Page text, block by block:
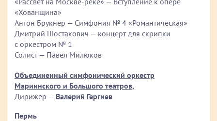
«Хованщина»
Антон Брукнер — Симфония № 4 «Романтическая»
Дмитрий Шостакович — концерт для скрипки
с оркестром № 1
Солист — Павел Милюков
Объединенный симфонический оркестр
Мариинского и Большого театров,
Дирижер — Валерий Гергиев
Пермь